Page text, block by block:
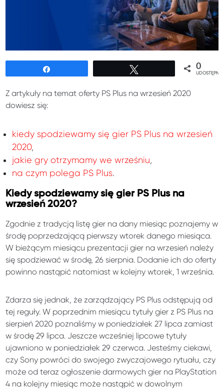
0
Z artykuły na temat oferty PS Plus na wrzesień 2020
dowiesz się:
kiedy spodziewamy się gier PS Plus na wrzesień
2020,
jakie gry otrzymamy we wrześniu,
na czym polega PS Plus.
Kiedy spodziewamy się gier PS Plus na
wrzesień 2020?
Zgodnie z tradycją listę gier na dany miesiąc poznajemy w
środę poprzedzającą pierwszy wtorek danego miesiąca.
W bieżącym miesiącu prezentacji gier na wrzesień należy
się spodziewać w środę, 26 sierpnia. Dodanie ich do oferty
powinno nastąpić natomiast w kolejny wtorek, 1 września.
Zdarza się jednak, że zarządzający PS Plus odstępują od
tej reguły. W poprzednim miesiącu tytuły gier z PS Plus na
sierpień 2020 poznaliśmy w poniedziałek 27 lipca zamiast
w środę 29 lipca. Jeszcze wcześniej lipcowe tytuły
ujawniono w poniedziałek 29 czerwca. Jesteśmy ciekawi,
czy Sony powróci do swojego zwyczajowego rytuału, czy
może od teraz ogłoszenie darmowych gier na PlayStation
4 na kolejny miesiąc może nastąpić w dowolnym